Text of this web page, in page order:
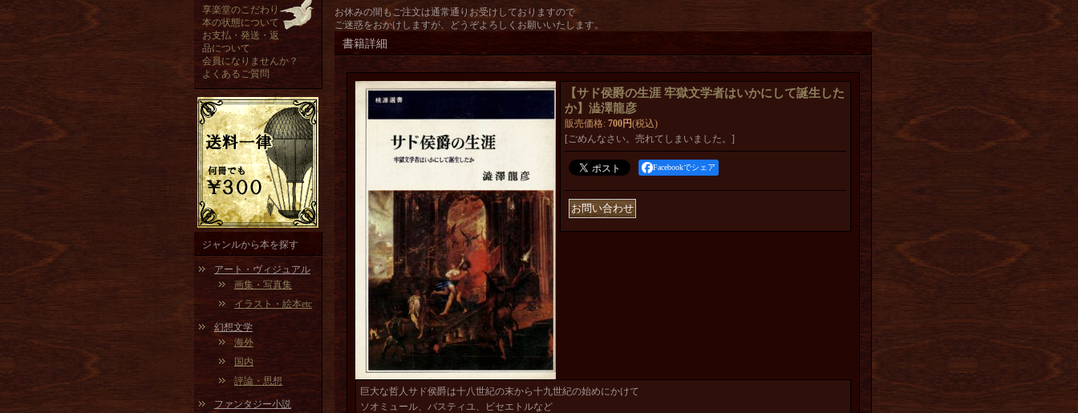
享楽堂のこだわり
本の状態について
お支払・発送・返
品について
会員になりませんか？
よくあるご質問
ジャンルから本を探す
アート・ヴィジュアル
画集・写真集
イラスト・絵本etc
幻想文学
海外
国内
評論・思想
ファンタジー小説
お休みの間もご注文は通常通りお受けしておりますので
ご迷惑をおかけしますが、どうぞよろしくお願いいたします。
書籍詳細
【サド侯爵の生涯 牢獄文学者はいかにして誕生した
か】澁澤龍彦
販売価格: 700円(税込)
[ごめんなさい。売れてしまいました。]
Facebookでシェア
巨大な哲人サド侯爵は十八世紀の末から十九世紀の始めにかけて
ソオミュール、バスティユ、ビセエトルなど